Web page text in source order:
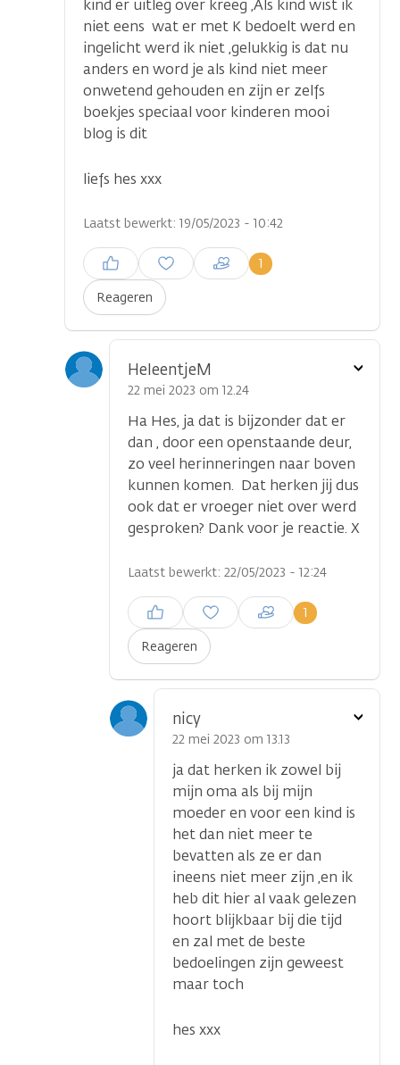
kind er uitleg over kreeg ,Als kind wist ik
niet eens wat er met K bedoelt werd en
ingelicht werd ik niet ,gelukkig is dat nu
anders en word je als kind niet meer
onwetend gehouden en zijn er zelfs
boekjes speciaal voor kinderen mooi
blog is dit
liefs hes xxx
Laatst bewerkt: 19/05/2023 - 10:42
Reageren
1
Inloggen om een reactie te
plaatsen
HeleentjeM
22 mei 2023 om 12.24
Ha Hes, ja dat is bijzonder dat er
dan , door een openstaande deur,
zo veel herinneringen naar boven
kunnen komen. Dat herken jij dus
ook dat er vroeger niet over werd
gesproken? Dank voor je reactie. X
Laatst bewerkt: 22/05/2023 - 12:24
Reageren
1
Inloggen om een reactie te
plaatsen
Toon
nicy
22 mei 2023 om 13.13
ja dat herken ik zowel bij
mijn oma als bij mijn
moeder en voor een kind is
het dan niet meer te
bevatten als ze er dan
ineens niet meer zijn ,en ik
heb dit hier al vaak gelezen
hoort blijkbaar bij die tijd
en zal met de beste
bedoelingen zijn geweest
maar toch
hes xxx
Toon